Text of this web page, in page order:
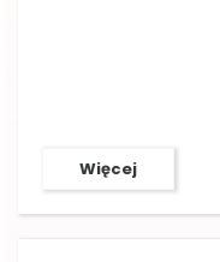
Więcej